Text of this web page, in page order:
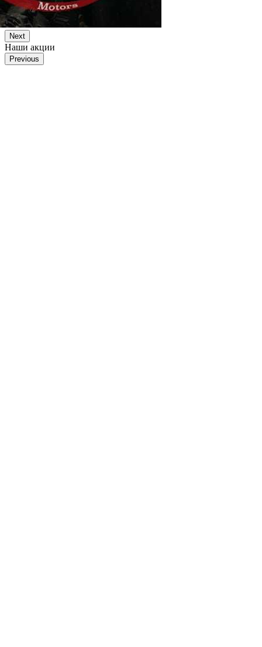
Next
Наши акции
Previous